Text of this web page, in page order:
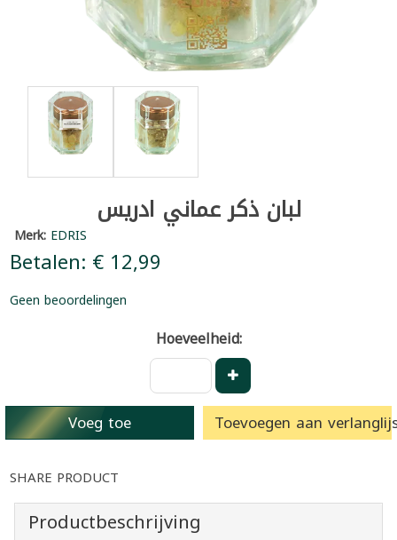
لبان ذكر عماني ادريس
Merk: EDRIS
Betalen: € 12,99
Geen beoordelingen
Hoeveelheid:
Voeg toe Toevoegen aan
SHARE PRODUCT
Productbeschrijving